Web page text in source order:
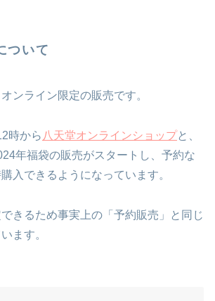
ついて
ンライン限定の販売です。
時から 八天堂オンラインショップと、
年福袋の販売がスタートし、予約な
入できるようになっています。
きるため事実上の「予約販売」と同じ
ます。